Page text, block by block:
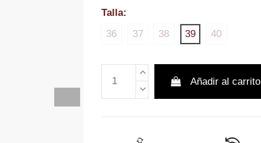
Talla:
36
37 38 39 40
Añadir al carrito